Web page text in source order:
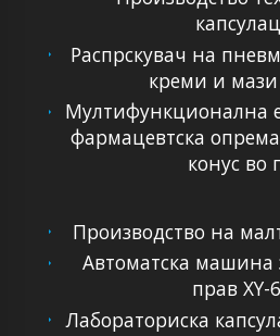
Распрскувач на
креми и мази
Мултифункционална
фармацевтска
конус во
Производство на
Автоматска машина
прав XY-
Лабораториска